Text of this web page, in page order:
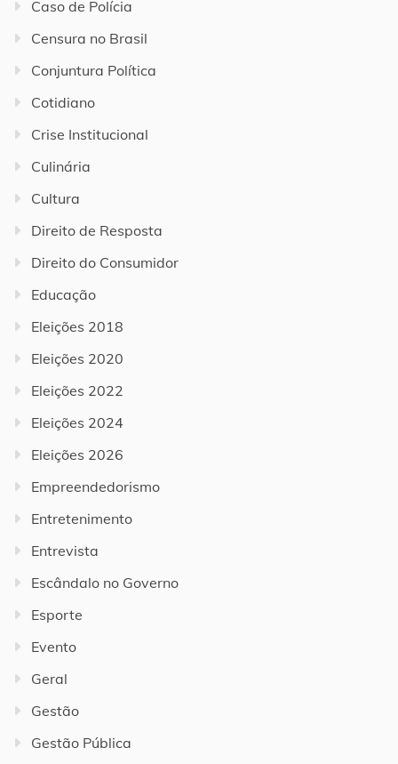
Caso de Polícia
Censura no Brasil
Conjuntura Política
Cotidiano
Crise Institucional
Culinária
Cultura
Direito de Resposta
Direito do Consumidor
Educação
Eleições 2018
Eleições 2020
Eleições 2022
Eleições 2024
Eleições 2026
Empreendedorismo
Entretenimento
Entrevista
Escândalo no Governo
Esporte
Evento
Geral
Gestão
Gestão Pública